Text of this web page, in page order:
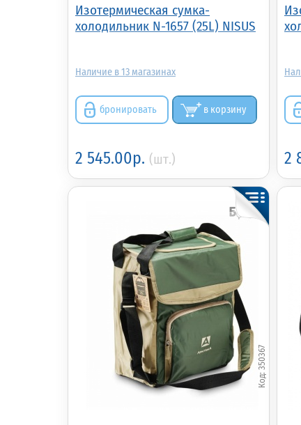
Изотермическая сумка-
холодильник N-1657 (25L) NISUS
13
бронировать в корзину
2 545.00р. (шт.) 2
350367